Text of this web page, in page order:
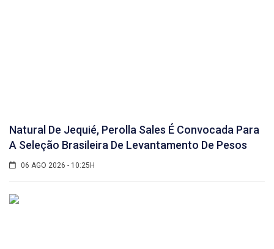
Natural De Jequié, Perolla Sales É Convocada Para
A Seleção Brasileira De Levantamento De Pesos
06 AGO 2026 - 10:25H